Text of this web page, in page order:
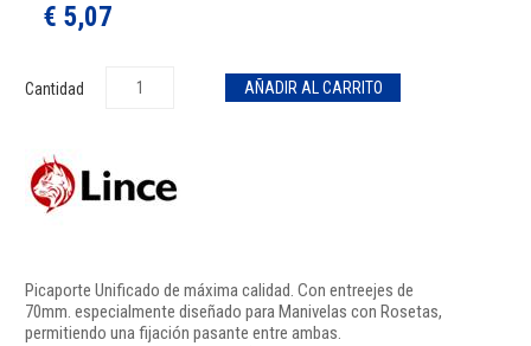
€ 5,07
Cantidad
Picaporte Unificado de máxima calidad. Con entreejes de
70mm. especialmente diseñado para Manivelas con Rosetas,
permitiendo una fijación pasante entre ambas.